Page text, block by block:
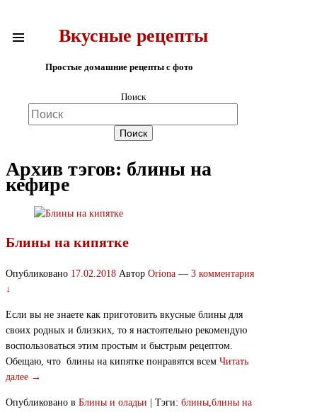
Вкусные рецепты
Простые домашние рецепты с фото
Поиск
Архив тэгов: блины на
кефире
Блины на кипятке
Опубликовано 17.02.2018 Автор Oriona — 3 комментария
↓
Если вы не знаете как приготовить вкусные блины для
своих родных и близких, то я настоятельно рекомендую
воспользоваться этим простым и быстрым рецептом.
Обещаю, что блины на кипятке понравятся всем Читать
далее →
Опубликовано в Блины и оладьи Тэги: блины,блины на